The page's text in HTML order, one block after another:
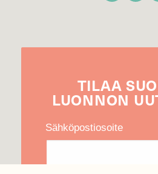
TILAA
LUONNON
Sähköpostiosoite